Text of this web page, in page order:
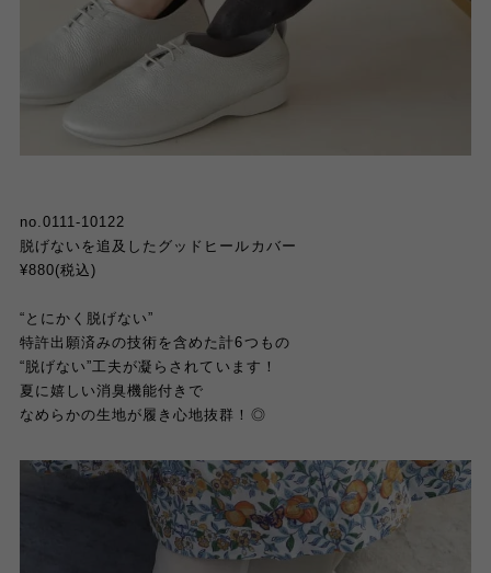
no.0111-10122
脱げないを追及したグッドヒールカバー
¥880(税込)
“ とにかく脱げない”
特許出願済みの技術を含めた計6 つもの
“ 脱げない”工夫が凝らされています！
夏に嬉しい消臭機能付きで
なめらかの生地が履き心地抜群！◎